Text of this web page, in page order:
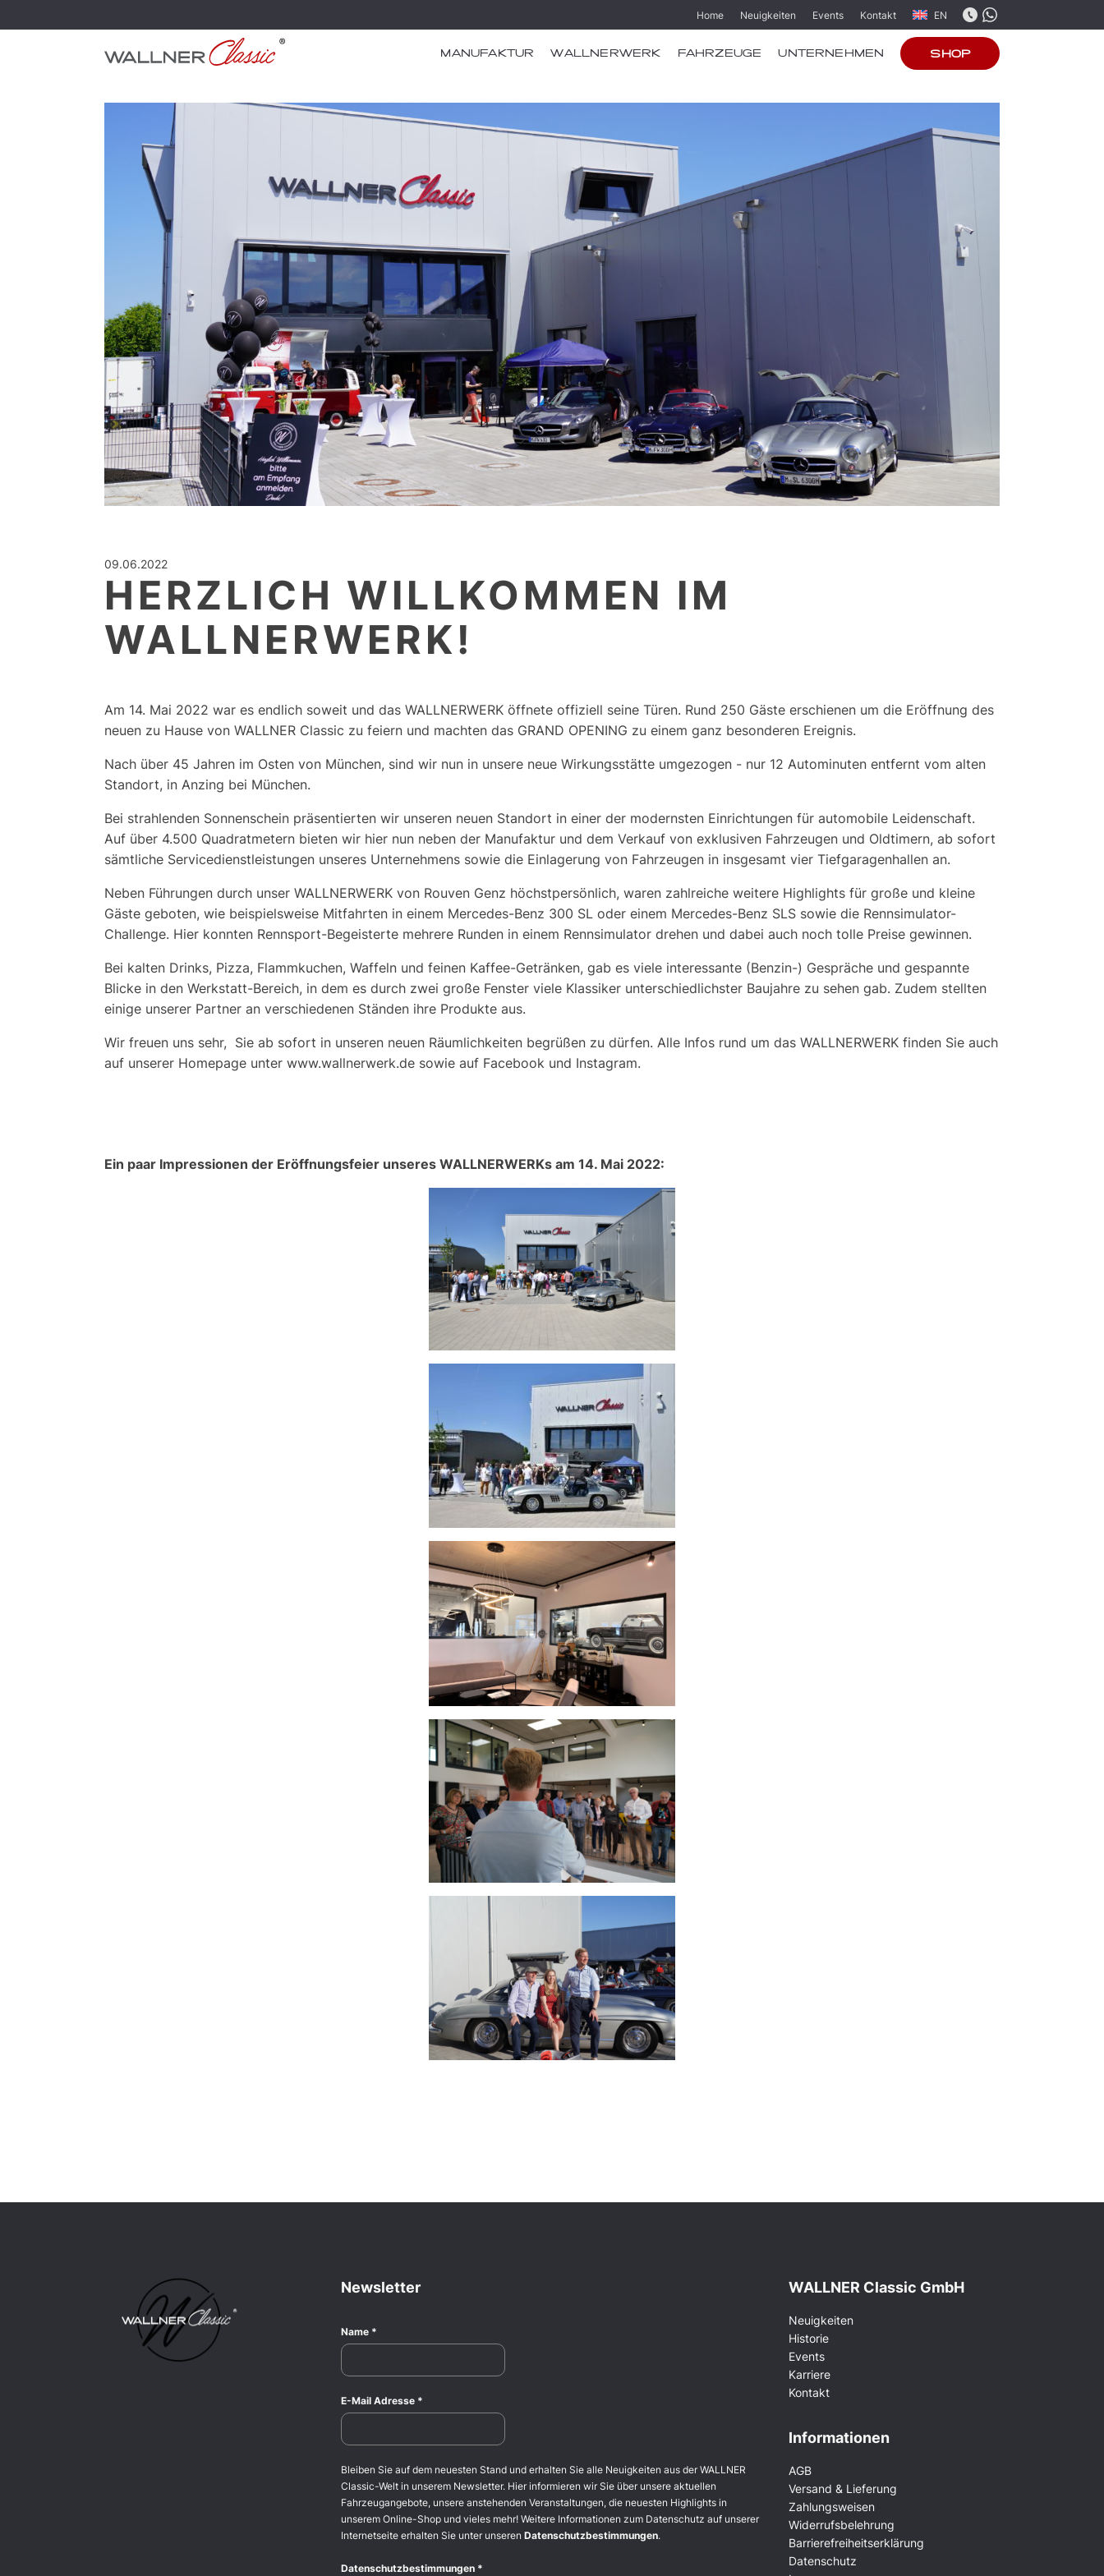
Home Neuigkeiten Events Kontakt EN
MANUFAKTUR WALLNERWERK FAHRZEUGE UNTERNEHMEN SHOP
09.06.2022
HERZLICH WILLKOMMEN IM
WALLNERWERK!
Am 14. Mai 2022 war es endlich soweit und das WALLNERWERK öffnete offiziell seine Türen. Rund 250 Gäste erschienen um die Eröffnung des
neuen zu Hause von WALLNER Classic zu feiern und machten das GRAND OPENING zu einem ganz besonderen Ereignis.
Nach über 45 Jahren im Osten von München, sind wir nun in unsere neue Wirkungsstätte umgezogen - nur 12 Autominuten entfernt vom alten
Standort, in Anzing bei München.
Bei strahlenden Sonnenschein präsentierten wir unseren neuen Standort in einer der modernsten Einrichtungen für automobile Leidenschaft.
Auf über 4.500 Quadratmetern bieten wir hier nun neben der Manufaktur und dem Verkauf von exklusiven Fahrzeugen und Oldtimern, ab sofort
sämtliche Servicedienstleistungen unseres Unternehmens sowie die Einlagerung von Fahrzeugen in insgesamt vier Tiefgaragenhallen an.
Neben Führungen durch unser WALLNERWERK von Rouven Genz höchstpersönlich, waren zahlreiche weitere Highlights für große und kleine
Gäste geboten, wie beispielsweise Mitfahrten in einem Mercedes-Benz 300 SL oder einem Mercedes-Benz SLS sowie die Rennsimulator-
Challenge. Hier konnten Rennsport-Begeisterte mehrere Runden in einem Rennsimulator drehen und dabei auch noch tolle Preise gewinnen.
Bei kalten Drinks, Pizza, Flammkuchen, Waffeln und feinen Kaffee-Getränken, gab es viele interessante (Benzin-) Gespräche und gespannte
Blicke in den Werkstatt-Bereich, in dem es durch zwei große Fenster viele Klassiker unterschiedlichster Baujahre zu sehen gab. Zudem stellten
einige unserer Partner an verschiedenen Ständen ihre Produkte aus.
Wir freuen uns sehr, Sie ab sofort in unseren neuen Räumlichkeiten begrüßen zu dürfen. Alle Infos rund um das WALLNERWERK finden Sie auch
auf unserer Homepage unter www.wallnerwerk.de sowie auf Facebook und Instagram.
Ein paar Impressionen der Eröffnungsfeier unseres WALLNERWERKs am 14. Mai 2022:
Newsletter
Name *
E-Mail Adresse *
Bleiben Sie auf dem neuesten Stand und erhalten Sie alle Neuigkeiten aus der WALLNER
Classic-Welt in unserem Newsletter. Hier informieren wir Sie über unsere aktuellen
Fahrzeugangebote, unsere anstehenden Veranstaltungen, die neuesten Highlights in
unserem Online-Shop und vieles mehr! Weitere Informationen zum Datenschutz auf unserer
Internetseite erhalten Sie unter unseren Datenschutzbestimmungen.
Datenschutzbestimmungen *
WALLNER Classic GmbH
Neuigkeiten
Historie
Events
Karriere
Kontakt
Informationen
AGB
Versand & Lieferung
Zahlungsweisen
Widerrufsbelehrung
Barrierefreiheitserklärung
Datenschutz